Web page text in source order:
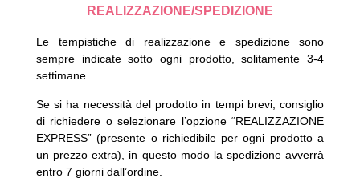
REALIZZAZIONE/SPEDIZIONE
Le tempistiche di realizzazione e spedizione sono
sempre indicate sotto ogni prodotto, solitamente 3-4
settimane.
Se si ha necessità del prodotto in tempi brevi, consiglio
di richiedere o selezionare l’opzione “REALIZZAZIONE
EXPRESS” (presente o richiedibile per ogni prodotto a
un prezzo extra), in questo modo la spedizione avverrà
entro 7 giorni dall’ordine.